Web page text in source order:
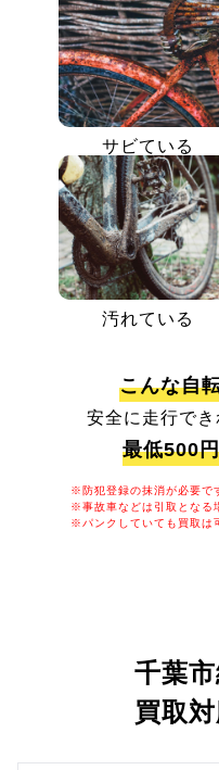
サビている
汚れている
こんな自
安全に走行で
最低500
※防犯登録の抹消が必要で
※事故車などは引取となる
※パンクしていても買取は
千葉
買取